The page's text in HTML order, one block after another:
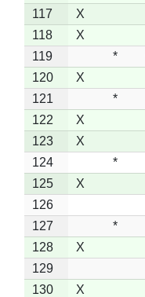
117
X
118
X
119
*
120
X
121
*
122
X
123
X
124
*
125
X
126
127
*
128
X
129
130
X